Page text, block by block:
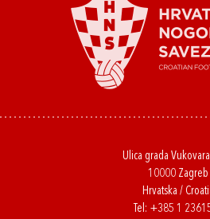
Ulica grada
10000 Zagreb
Hrvatska /
Tel: +385 1